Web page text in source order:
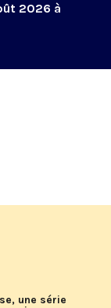
2026 à
une série